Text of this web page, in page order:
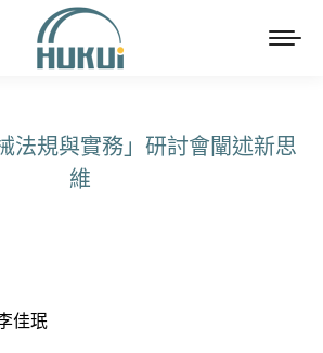
法規與實務」研討會闡述新思
維
佳珉